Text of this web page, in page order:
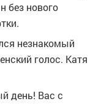
без нового
незнакомый
голос. Катя
день! Вас с